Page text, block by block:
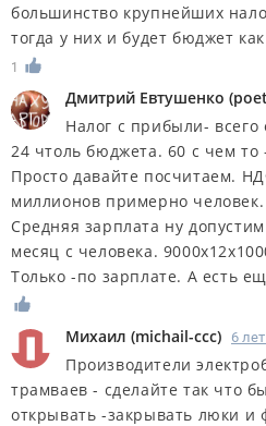
большинство крупнейших
тогда у них и будет бюджет
1
Дмитрий Евтушенко (
Налог с прибыли-
24 чтоль бюджета. 60 с чем
Просто давайте посчитаем.
миллионов примерно человек.
Средняя зарплата ну
месяц с человека.
Только -по зарплате. А есть
Михаил (michail-ccc) 6
Производители
трамваев - сделайте так что
открывать -закрывать люки и